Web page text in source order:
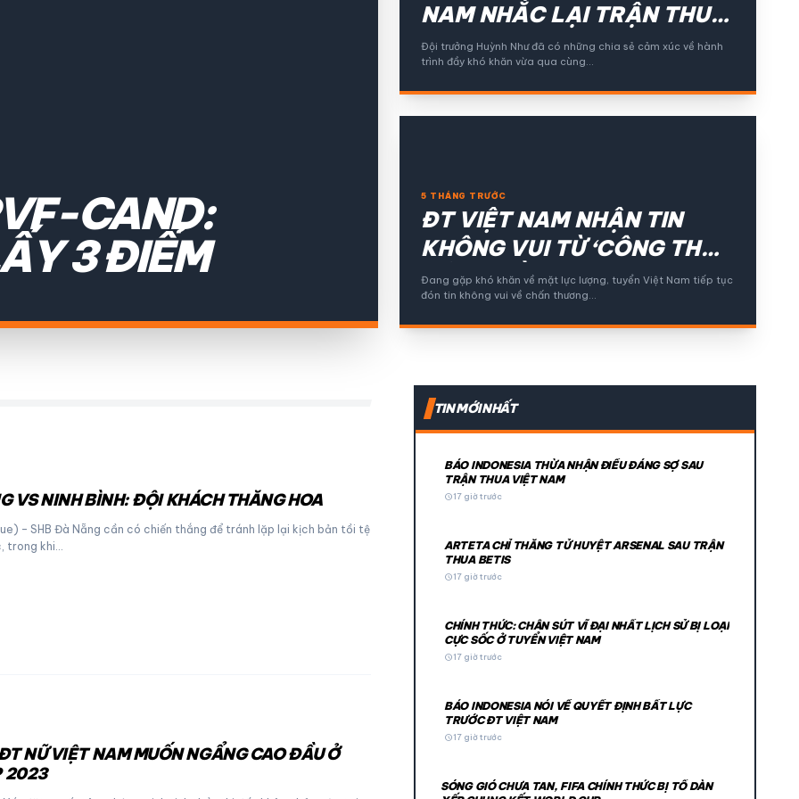
CAND:
3 ĐIỂM
NAM NHẮC LẠI TRẬN THUA
ĐAU THÁI LAN SAU KỲ TÍCH
LỊCH SỬ
Đội trưởng Huỳnh Như đã có những chia sẻ cảm xúc về hành
trình đầy khó khăn vừa qua cùng…
5 THÁNG TRƯỚC
ĐT VIỆT NAM NHẬN TIN
KHÔNG VUI TỪ ‘CÔNG THẦN
CỦA THẦY PARK’
Đang gặp khó khăn về mặt lực lượng, tuyển Việt Nam tiếp tục
đón tin không vui về chấn thương…
VS NINH BÌNH: ĐỘI KHÁCH THĂNG HOA
– SHB Đà Nẵng cần có chiến thắng để tránh lặp lại kịch bản tồi tệ
trong khi…
NỮ VIỆT NAM MUỐN NGẨNG CAO ĐẦU Ở
2023
TIN MỚI NHẤT
BÁO INDONESIA THỪA NHẬN ĐIỀU ĐÁNG SỢ SAU
TRẬN THUA VIỆT NAM
schedule17 giờ trước
ARTETA CHỈ THẲNG TỬ HUYỆT ARSENAL SAU TRẬN
THUA BETIS
schedule17 giờ trước
CHÍNH THỨC: CHÂN SÚT VĨ ĐẠI NHẤT LỊCH SỬ BỊ LOẠI
CỰC SỐC Ở TUYỂN VIỆT NAM
schedule17 giờ trước
BÁO INDONESIA NÓI VỀ QUYẾT ĐỊNH BẤT LỰC
TRƯỚC ĐT VIỆT NAM
schedule17 giờ trước
SÓNG GIÓ CHƯA TAN, FIFA CHÍNH THỨC BỊ TỐ DÀN